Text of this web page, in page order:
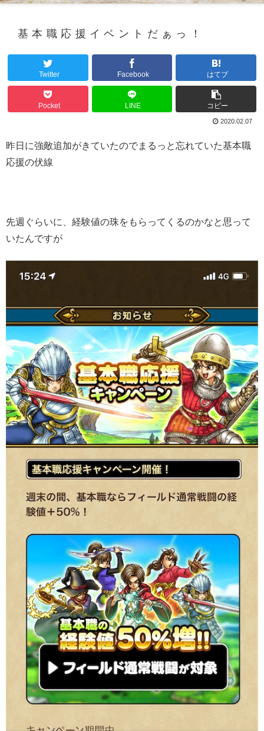
基本職応援イベントだぁっ！
Twitter Facebook はてブ
Pocket LINE コピー
2020.02.07
昨日に強敵追加がきていたのでまるっと忘れていた基本職
応援の伏線
先週ぐらいに、経験値の珠をもらってくるのかなと思って
いたんですが